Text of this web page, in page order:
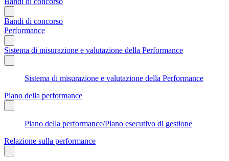
Bandi di concorso
Performance
Sistema di misurazione e valutazione della Performance
Sistema di misurazione e valutazione della Performance
Piano della performance
Piano della performance/Piano esecutivo di gestione
Relazione sulla performance